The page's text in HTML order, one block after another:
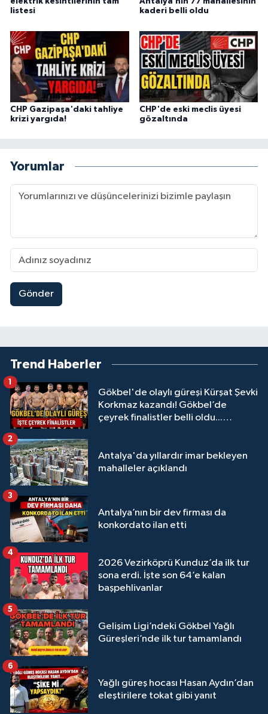
listesi
kaderi belli oldu
CHP Gazipaşa'daki tahliye
krizi yargıda!
CHP'de eski meclis üyesi
gözaltında
Yorumlar
Gönder
Trend Haberler
Gökbel'de olaylı güreşi Kürşat Şevki
Korkmaz kazandı! Gökbel’de
çeyrek finalistler belli oldu...
1
Antalya'da yıllardır imar bekleyen
mahalleler açıklandı
2
Antalya’nın bir dev firması da
konkordato ilan etti
3
2026 Vezirköprü Kunduz’da ilk tur
sona erdi. İşte son 64’e kalan
başpehlivanlar
4
Gelişim Ligi’ndeki Gökbel Yağlı
Güreşleri’nde ilk tur tamamlandı
5
Yağlı güreş hocası Hasan Aydın’dan
eleştirilere tokat gibi yanıt
6